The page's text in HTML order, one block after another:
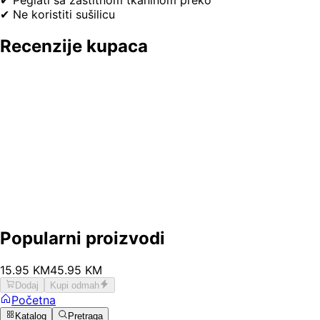
✔ Ne koristiti sušilicu
Recenzije kupaca
Popularni proizvodi
15.95 KM45.95 KM
Dodaj Kupi odmah
Početna
Katalog Pretraga